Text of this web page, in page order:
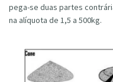
pega-se duas partes
na alíquota de 1,5 a 500kg.